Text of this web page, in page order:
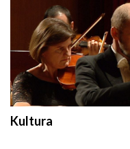
Kultura